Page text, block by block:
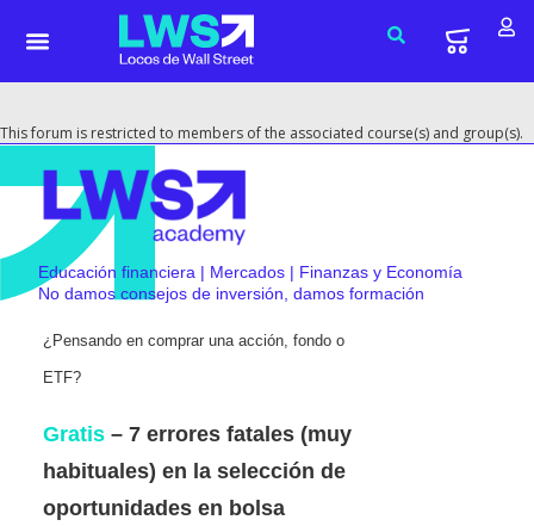
This forum is restricted to members of the associated course(s) and group(s).
Educación financiera | Mercados | Finanzas y Economía
No damos consejos de inversión, damos formación
¿Pensando en comprar una acción, fondo o
ETF?
Gratis – 7 errores fatales (muy
habituales) en la selección de
oportunidades en bolsa